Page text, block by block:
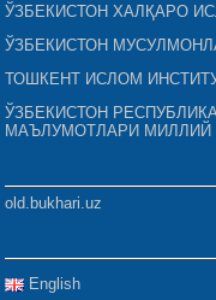
ЎЗБЕКИСТОН ХАЛҚАРО
ЎЗБЕКИСТОН
ТОШКЕНТ ИСЛОМ
ЎЗБЕКИСТОН
МАЪЛУМОТЛАРИ МИЛЛИЙ
old.bukhari.uz
English